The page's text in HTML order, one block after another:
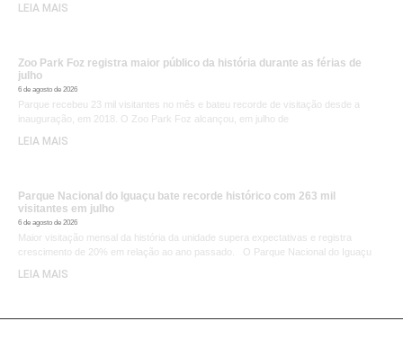
LEIA MAIS
Zoo Park Foz registra maior público da história durante as férias de
julho
6 de agosto de 2026
Parque recebeu 23 mil visitantes no mês e bateu recorde de visitação desde a
inauguração, em 2018. O Zoo Park Foz alcançou, em julho de
LEIA MAIS
Parque Nacional do Iguaçu bate recorde histórico com 263 mil
visitantes em julho
6 de agosto de 2026
Maior visitação mensal da história da unidade supera expectativas e registra
crescimento de 20% em relação ao ano passado. O Parque Nacional do Iguaçu
LEIA MAIS